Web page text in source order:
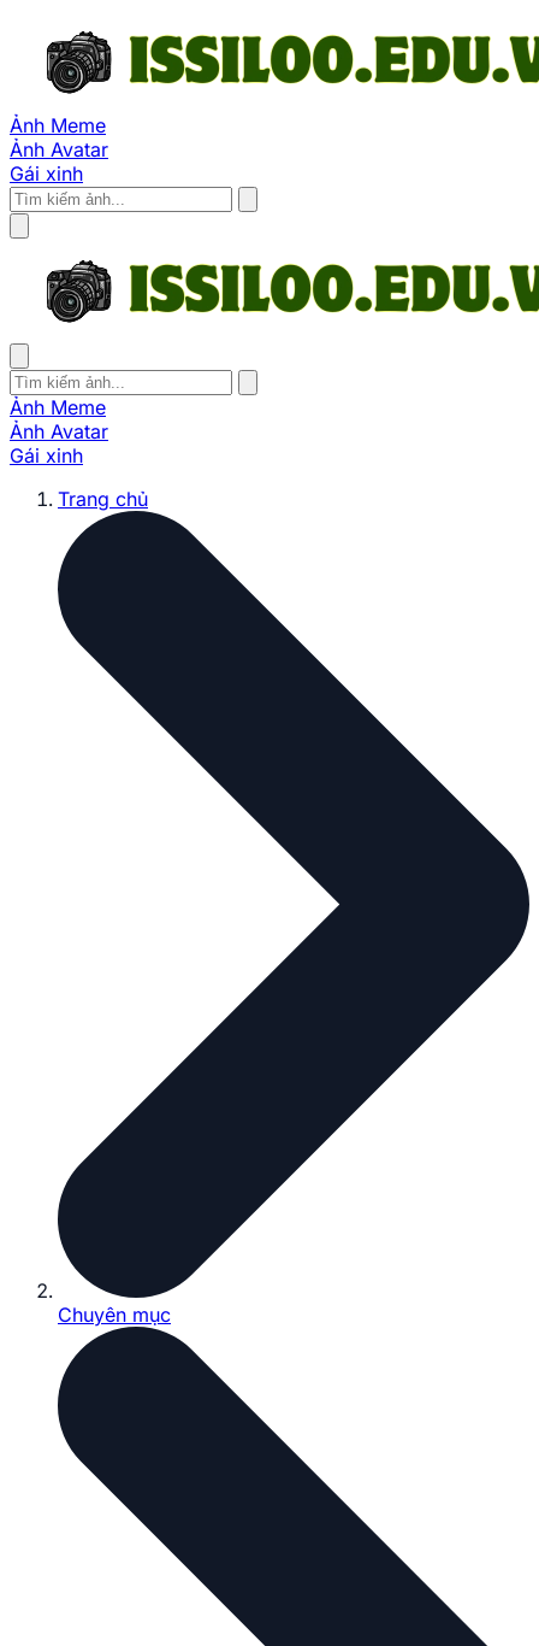
Ảnh Meme
Ảnh Avatar
Gái xinh
Ảnh Meme
Ảnh Avatar
Gái xinh
Trang chủ
Chuyên mục